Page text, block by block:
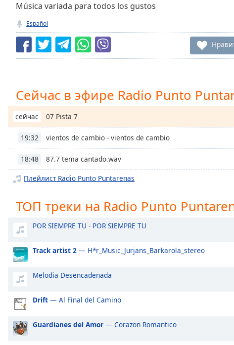
Seek to
currently
behind
LIVE
Remaining
Time-
Playback
Rate
Chapters
descriptions
selected
Subtitles
settings,
opens
subtitles
dialog
subtitles
off
selected
Música variada para todos los gustos
Español
Сейчас в эфире Radio Punto
сейчас 07 Pista 7
19:32 vientos de cambio - vientos de cambio
18:48 87.7 tema cantado.wav
Плейлист Radio Punto Puntarenas
ТОП треки на Radio Punto
POR SIEMPRE TU - POR SIEMPRE TU
Track artist 2 — H*r_Music_Jurjans_Barkarola_stereo
Melodia Desencadenada
Drift — Al Final del Camino
Guardianes del Amor — Corazon Romantico